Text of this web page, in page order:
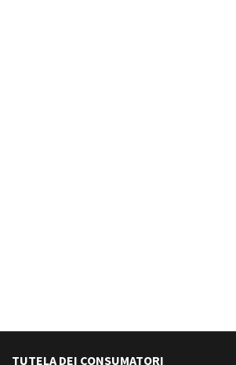
TUTELA DEI CONSUMATORI